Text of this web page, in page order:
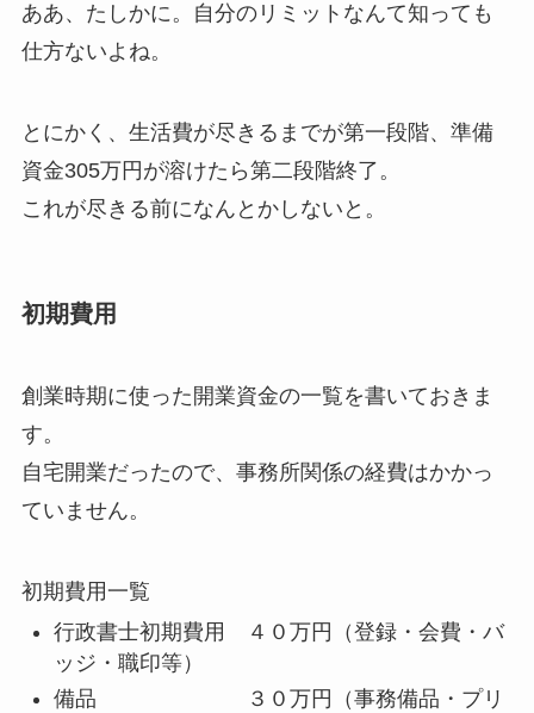
ああ、たしかに。自分のリミットなんて知っても
仕方ないよね。
とにかく、生活費が尽きるまでが第一段階、準備
資金305万円が溶けたら第二段階終了。
これが尽きる前になんとかしないと。
初期費用
創業時期に使った開業資金の一覧を書いておきま
す。
自宅開業だったので、事務所関係の経費はかかっ
ていません。
初期費用一覧
行政書士初期費用 ４０万円（登録・会費・バ
ッジ・職印等）
備品 ３０万円（事務備品・プリ